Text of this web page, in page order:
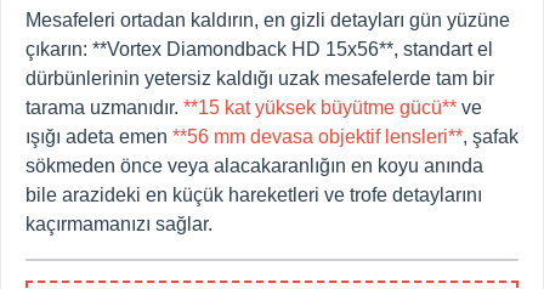
Mesafeleri ortadan kaldırın, en gizli detayları gün yüzüne
çıkarın: **Vortex Diamondback HD 15x56**, standart el
dürbünlerinin yetersiz kaldığı uzak mesafelerde tam bir
tarama uzmanıdır. **15 kat yüksek büyütme gücü** ve
ışığı adeta emen **56 mm devasa objektif lensleri**, şafak
sökmeden önce veya alacakaranlığın en koyu anında
bile arazideki en küçük hareketleri ve trofe detaylarını
kaçırmamanızı sağlar.